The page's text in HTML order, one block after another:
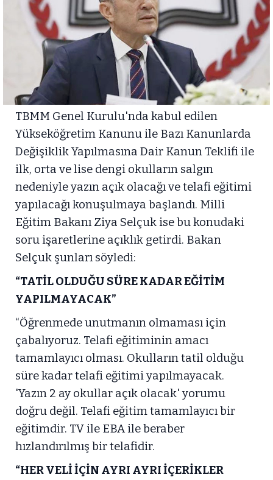
TBMM Genel Kurulu'nda kabul edilen
Yükseköğretim Kanunu ile Bazı Kanunlarda
Değişiklik Yapılmasına Dair Kanun Teklifi ile
ilk, orta ve lise dengi okulların salgın
nedeniyle yazın açık olacağı ve telafi eğitimi
yapılacağı konuşulmaya başlandı. Milli
Eğitim Bakanı Ziya Selçuk ise bu konudaki
soru işaretlerine açıklık getirdi. Bakan
Selçuk şunları söyledi:
“TATİL OLDUĞU SÜRE KADAR EĞİTİM
YAPILMAYACAK”
“Öğrenmede unutmanın olmaması için
çabalıyoruz. Telafi eğitiminin amacı
tamamlayıcı olması. Okulların tatil olduğu
süre kadar telafi eğitimi yapılmayacak.
'Yazın 2 ay okullar açık olacak' yorumu
doğru değil. Telafi eğitim tamamlayıcı bir
eğitimdir. TV ile EBA ile beraber
hızlandırılmış bir telafidir.
“HER VELİ İÇİN AYRI AYRI İÇERİKLER